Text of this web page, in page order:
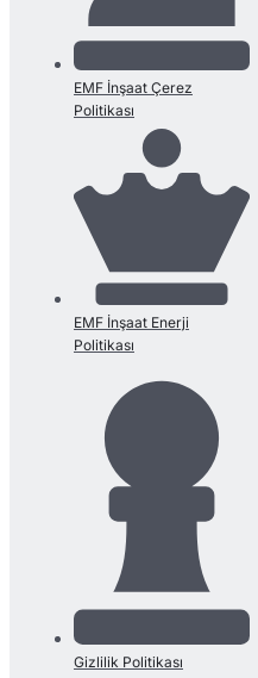
EMF İnşaat Çerez
Politikası
EMF İnşaat Enerji
Politikası
Gizlilik Politikası